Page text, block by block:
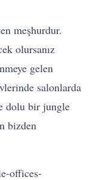
meşhurdur.
olursanız
gelen
salonlarda
dolu bir jungle
bizden